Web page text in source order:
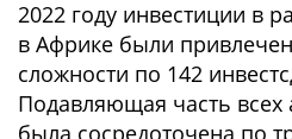
2022 году инвестиции в
в Африке были
сложности по 142
Подавляющая часть всех
была сосредоточена по